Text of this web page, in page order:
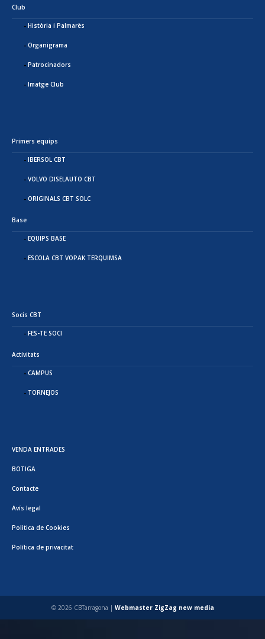
Club
Història i Palmarès
Organigrama
Patrocinadors
Imatge Club
Primers equips
IBERSOL CBT
VOLVO DISELAUTO CBT
ORIGINALS CBT SOLC
Base
EQUIPS BASE
ESCOLA CBT VOPAK TERQUIMSA
Socis CBT
FES-TE SOCI
Activitats
CAMPUS
TORNEJOS
VENDA ENTRADES
BOTIGA
Contacte
Avís legal
Politica de Cookies
Política de privacitat
© 2026 CBTarragona | Webmaster ZigZag new media